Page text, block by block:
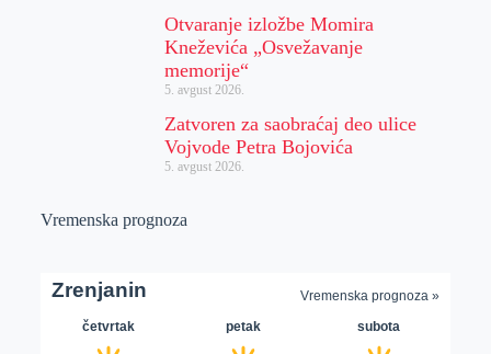
Otvaranje izložbe Momira
Kneževića „Osvežavanje
memorije“
5. avgust 2026.
Zatvoren za saobraćaj deo ulice
Vojvode Petra Bojovića
5. avgust 2026.
Vremenska prognoza